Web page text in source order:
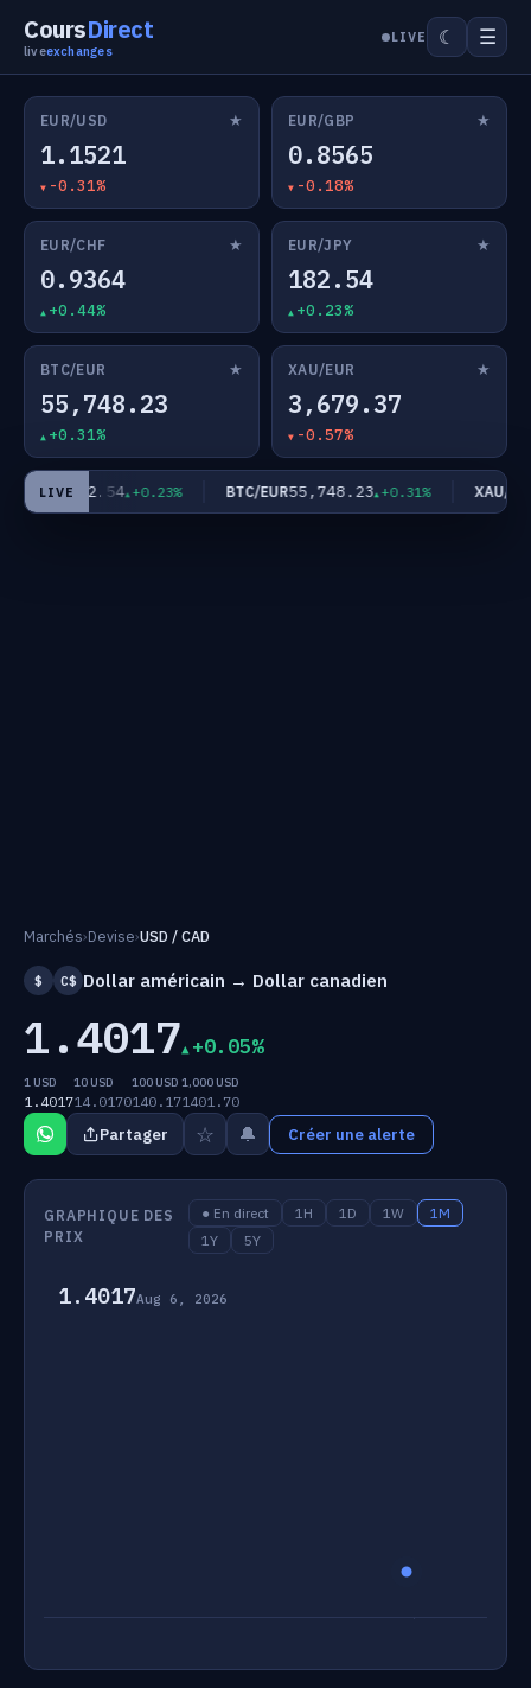
CoursDirect
liveexchanges
LIVE ☾ ☰
EUR/USD ★
1.1521
-0.31%
EUR/GBP ★
0.8565
-0.18%
EUR/CHF ★
0.9364
+0.44%
EUR/JPY ★
182.54
+0.23%
BTC/EUR ★
55,748.23
+0.31%
XAU/EUR ★
3,679.37
-0.57%
LIVE
JPY182.54 +0.23% BTC/EUR55,748.23 +0.31% XAU/EUR
Marchés›Devise›USD / CAD
$ C$ Dollar américain → Dollar canadien
1.4017 +0.05%
1 USD
1.4017
10 USD
14.0170
100 USD
140.17
1,000 USD
1401.70
Partager ☆ 🔔 Créer une alerte
GRAPHIQUE DES
PRIX
● En direct 1H 1D 1W
1M
1Y
5Y
1.4017Aug 6, 2026